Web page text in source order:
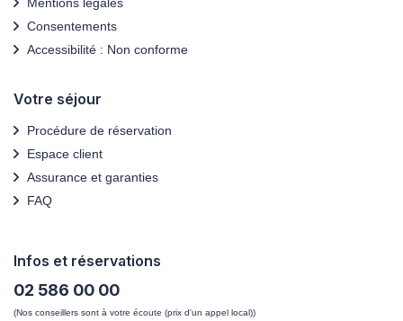
Consentements
Accessibilité : Non conforme
Votre séjour
Procédure de réservation
Espace client
Assurance et garanties
FAQ
Infos et réservations
02 586 00 00
(Nos conseillers sont à votre écoute (prix d'un appel local))